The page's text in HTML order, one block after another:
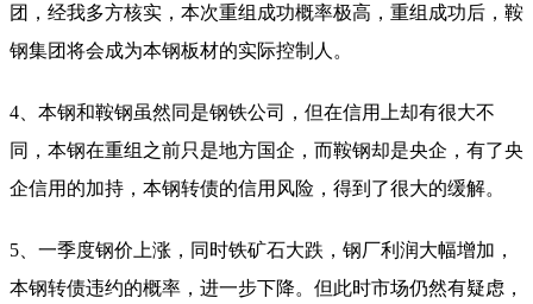
团，经我多方核实，本次重组成功概率极高，重组成功后，鞍
钢集团将会成为本钢板材的实际控制人。
4、本钢和鞍钢虽然同是钢铁公司，但在信用上却有很大不
同，本钢在重组之前只是地方国企，而鞍钢却是央企，有了央
企信用的加持，本钢转债的信用风险，得到了很大的缓解。
5、一季度钢价上涨，同时铁矿石大跌，钢厂利润大幅增加，
本钢转债违约的概率，进一步下降。但此时市场仍然有疑虑，